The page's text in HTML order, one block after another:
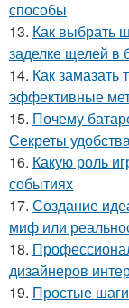
способы
13. Как выбрать
заделке щелей в
14. Как
эффективные
15. Почему
Секреты
16. Какую роль
событиях
17. Создание
миф или
18.
дизайнеров
19. Простые